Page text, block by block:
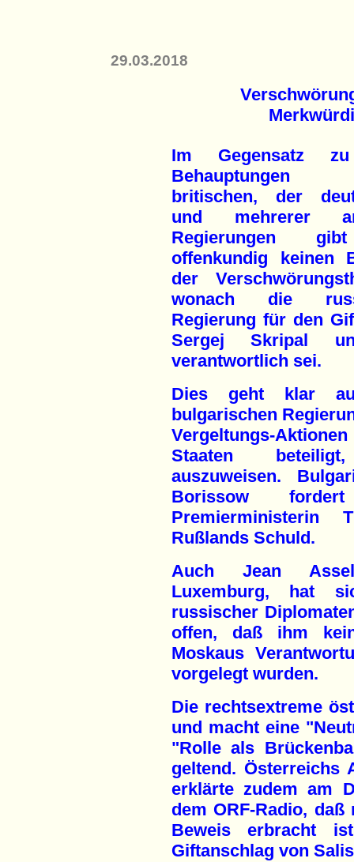
29.03.2018
Im Gegensatz
britischen, der
und mehrerer
Regierungen
offenkundig keinen
der
wonach die
Regierung für den
Sergej Skripal
verantwortlich sei.
Dies geht klar
bulgarischen
Vergeltungs-
Staaten
auszuweisen.
Borissow
Premierministerin
Rußlands Schuld.
Auch Jean
Luxemburg, hat
russischer
offen, daß ihm
Moskaus
vorgelegt wurden.
Die rechtsextreme
und macht eine
"Rolle als
geltend. Österreichs
erklärte zudem am
dem ORF-Radio,
Beweis erbracht
Giftanschlag von